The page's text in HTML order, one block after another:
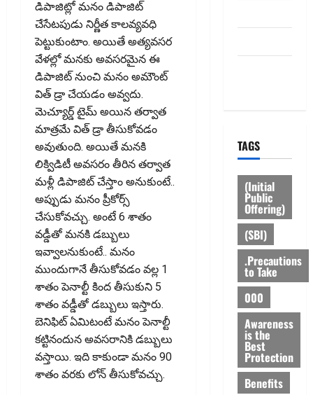
డిపాజిట్లో మనం డిపాజిట్
చేసేటపుడు నిర్ణీత కాల‌వ్య‌వ‌ధి
పెట్టుకుంటాం. అయితే అత్య‌వ‌స‌ర
వేళ‌ల్లో మ‌న‌కు అవసరమైన ఈ
డిపాజిట్ నుంచి మ‌నం అమౌంట్
విత్ డ్రా చేయ‌డం అవ్వ‌దు.
మెచ్యూర్డ్ టైమ్ అయిన తర్వాత
మాత్రమే విత్ డ్రా తీసుకోవడం
అవుతుంది. అయితే మనకి
లిక్విడిటీ అవసరం తీరిన‌ తర్వాత
మళ్లీ డిపాజిట్ చేస్తాం అనుకుంటే..
అప్పుడు మనం ప్రీకోర్స్
చేసుకోవచ్చు. అంటే 6 శాతం
వడ్డీతో మ‌న‌కి డబ్బులు
ఇవ్వాలనుకుంటే.. మనం
ముందుగానే తీసుకోవడం వల్ల 1
శాతం పెనాల్టీ కింద తీసుకుని 5
శాతం వడ్డీతో డబ్బులు ఇస్తారు.
బెనిఫిట్ ఏమిటంటే మనం పెనాల్టీ
కట్టినందున అవసరానికి డబ్బులు
వస్తాయి. ఇది కాకుండా మనం 90
శాతం వరకు లోన్ తీసుకోవచ్చు.
TAGS
(Initial
Public
Offering)
(SBI)
.Precautions
to Take
000
Awareness
is the
Best
Protection
Benefits